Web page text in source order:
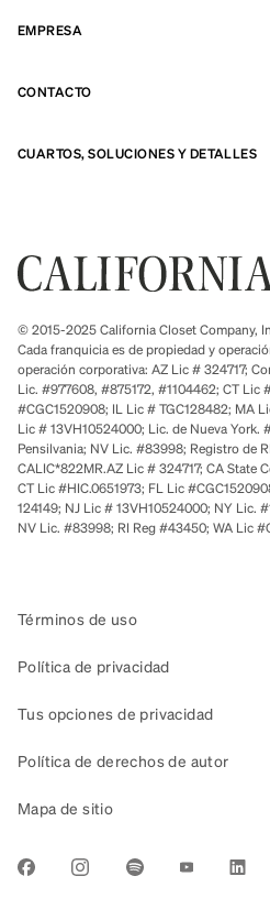
EMPRESA
CONTACTO
CUARTOS, SOLUCIONES Y DETALLES
© 2015-2025 California Closet Company,
Cada franquicia es de propiedad y
operación corporativa: AZ Lic # 324717;
Lic. #977608, #875172, #1104462; CT Lic
#CGC1520908; IL Lic # TGC128482; MA
Lic # 13VH10524000; Lic. de Nueva York.
Pensilvania; NV Lic. #83998; Registro de
CALIC*822MR.AZ Lic # 324717; CA State
CT Lic #HIC.0651973; FL Lic
124149; NJ Lic # 13VH10524000; NY Lic.
NV Lic. #83998; RI Reg #43450; WA Lic
Términos de uso
Política de privacidad
Tus opciones de privacidad
Política de derechos de autor
Mapa de sitio